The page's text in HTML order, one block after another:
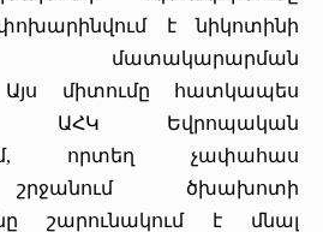
է նիկոտինի
մատակարարման
Այս միտումը հատկապես
ԱՀԿ Եվրոպական
որտեղ չափահաս
շրջանում ծխախոտի
շարունակում է մնալ